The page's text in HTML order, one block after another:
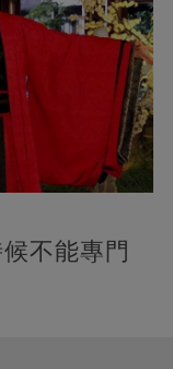
不能專門